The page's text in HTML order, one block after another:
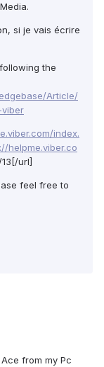
si je vais écrire
the
Article/
index.
helpme.viber.co
url]
feel free to
from my Pc